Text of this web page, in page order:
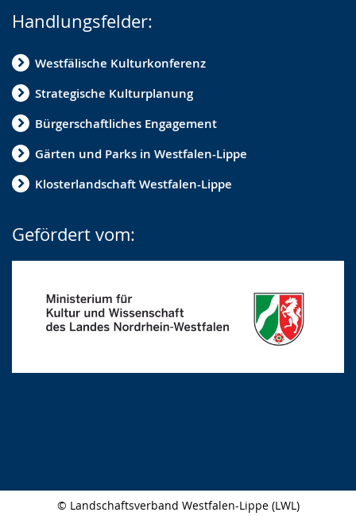
Handlungsfelder:
Westfälische Kulturkonferenz
Strategische Kulturplanung
Bürgerschaftliches Engagement
Gärten und Parks in Westfalen-Lippe
Klosterlandschaft Westfalen-Lippe
Gefördert vom:
© Landschaftsverband Westfalen-Lippe (LWL)